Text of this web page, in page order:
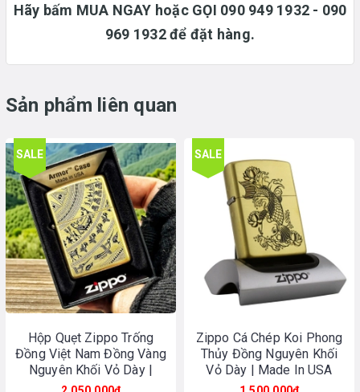
Hãy bấm MUA NGAY hoặc GỌI 090 949 1932 - 090
969 1932 để đặt hàng.
Sản phẩm liên quan
SALE
Hộp Quẹt Zippo Trống
Đồng Việt Nam Đồng Vàng
Nguyên Khối Vỏ Dày |
Made In USA
SALE
Zippo Cá Chép Koi Phong
Thủy Đồng Nguyên Khối
Vỏ Dày | Made In USA